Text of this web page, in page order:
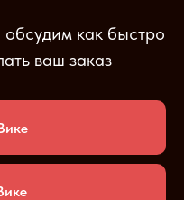
как быстро
ваш заказ